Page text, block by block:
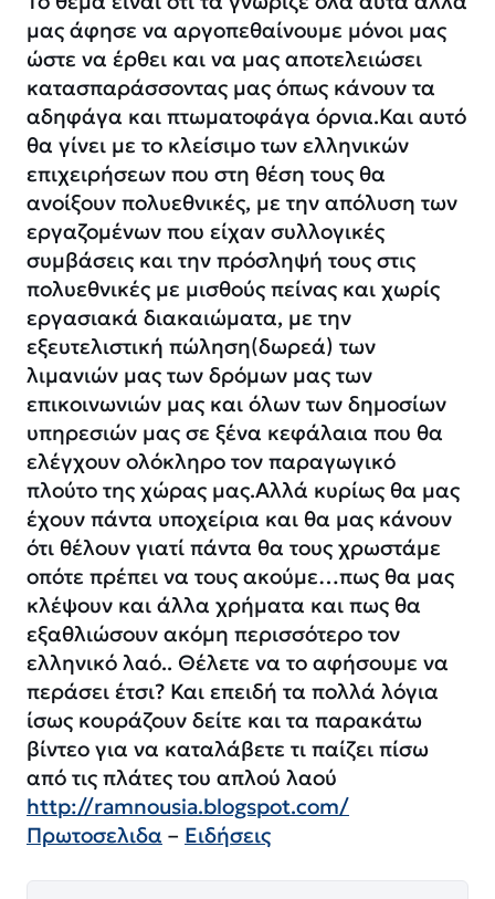
μας άφησε να αργοπεθαίνουμε μόνοι μας
ώστε να έρθει και να μας αποτελειώσει
κατασπαράσσοντας μας όπως κάνουν τα
αδηφάγα και πτωματοφάγα όρνια.Και αυτό
θα γίνει με το κλείσιμο των ελληνικών
επιχειρήσεων που στη θέση τους θα
ανοίξουν πολυεθνικές, με την απόλυση των
εργαζομένων που είχαν συλλογικές
συμβάσεις και την πρόσληψή τους στις
πολυεθνικές με μισθούς πείνας και χωρίς
εργασιακά διακαιώματα, με την
εξευτελιστική πώληση(δωρεά) των
λιμανιών μας των δρόμων μας των
επικοινωνιών μας και όλων των δημοσίων
υπηρεσιών μας σε ξένα κεφάλαια που θα
ελέγχουν ολόκληρο τον παραγωγικό
πλούτο της χώρας μας.Αλλά κυρίως θα μας
έχουν πάντα υποχείρια και θα μας κάνουν
ότι θέλουν γιατί πάντα θα τους χρωστάμε
οπότε πρέπει να τους ακούμε…πως θα μας
κλέψουν και άλλα χρήματα και πως θα
εξαθλιώσουν ακόμη περισσότερο τον
ελληνικό λαό.. Θέλετε να το αφήσουμε να
περάσει έτσι? Και επειδή τα πολλά λόγια
ίσως κουράζουν δείτε και τα παρακάτω
βίντεο για να καταλάβετε τι παίζει πίσω
από τις πλάτες του απλού λαού
http://ramnousia.blogspot.com/
Πρωτοσελιδα – Ειδήσεις